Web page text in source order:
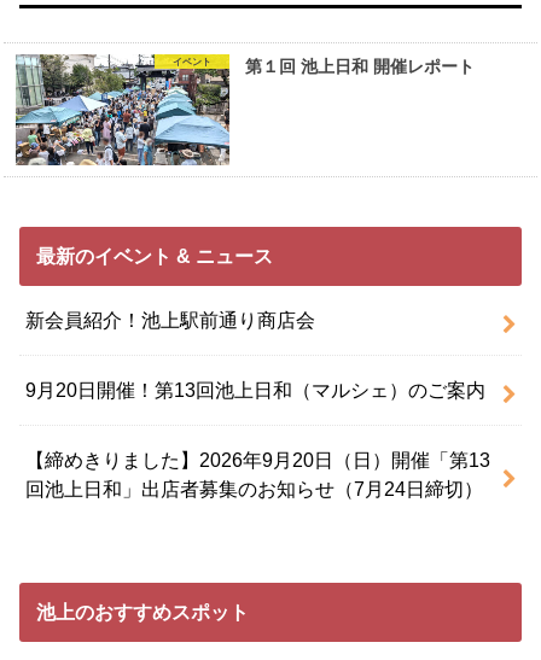
イベント 第１回 池上日和 開催レポート
最新のイベント & ニュース
新会員紹介！池上駅前通り商店会
9月20日開催！第13回池上日和（マルシェ）のご案内
【締めきりました】2026年9月20日（日）開催「第13
回池上日和」出店者募集のお知らせ（7月24日締切）
池上のおすすめスポット